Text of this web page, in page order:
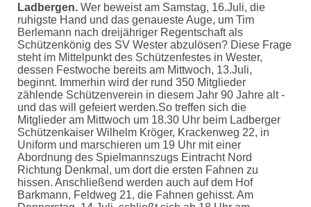
Ladbergen. Wer beweist am Samstag, 16.Juli, die
ruhigste Hand und das genaueste Auge, um Tim
Berlemann nach dreijähriger Regentschaft als
Schützenkönig des SV Wester abzulösen? Diese Frage
steht im Mittelpunkt des Schützenfestes in Wester,
dessen Festwoche bereits am Mittwoch, 13.Juli,
beginnt. Immerhin wird der rund 350 Mitglieder
zählende Schützenverein in diesem Jahr 90 Jahre alt -
und das will gefeiert werden.So treffen sich die
Mitglieder am Mittwoch um 18.30 Uhr beim Ladberger
Schützenkaiser Wilhelm Kröger, Krackenweg 22, in
Uniform und marschieren um 19 Uhr mit einer
Abordnung des Spielmannszugs Eintracht Nord
Richtung Denkmal, um dort die ersten Fahnen zu
hissen. Anschließend werden auch auf dem Hof
Barkmann, Feldweg 21, die Fahnen gehisst. Am